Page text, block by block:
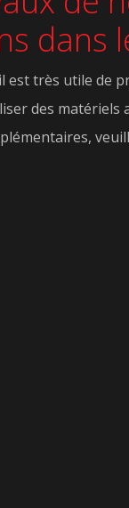
dans
très utile de
des